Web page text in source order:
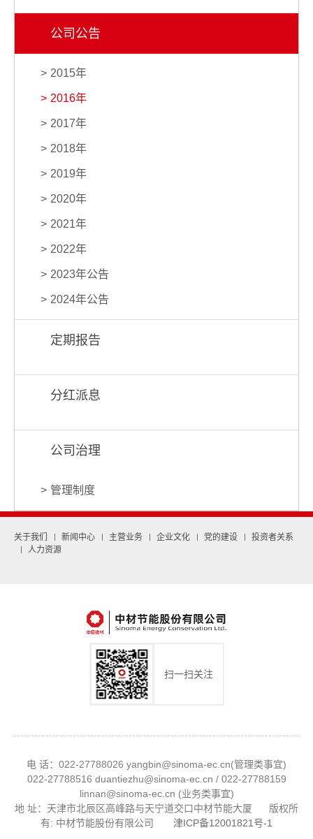
公司公告
2015年
2016年
2017年
2018年
2019年
2020年
2021年
2022年
2023年公告
2024年公告
定期报告
分红派息
公司治理
管理制度
关于我们 新闻中心 主营业务 企业文化 党的建设
投资者关系
人力资源
扫一扫关注
电 话：022-27788026 yangbin@sinoma-ec.cn(管理类事宜)
022-27788516 duantiezhu@sinoma-ec.cn / 022-27788159
linnan@sinoma-ec.cn (业务类事宜)
地 址：天津市北辰区高峰路与天宁道交口中材节能大厦 版权所
有: 中材节能股份有限公司 津ICP备12001821号-1